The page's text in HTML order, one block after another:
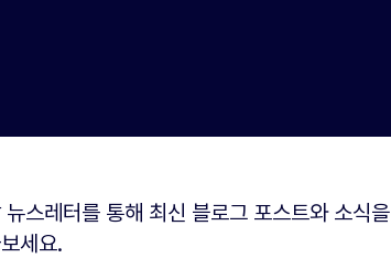
뉴스레터를 통해 최신 블로그 포스트와 소식을
세요.